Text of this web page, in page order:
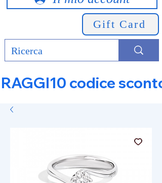
Gift Card
RAGGI10 codice